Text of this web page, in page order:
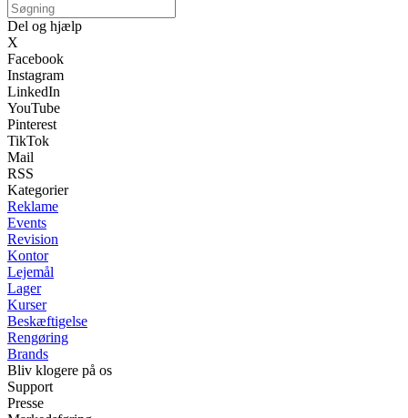
Del og hjælp
X
Facebook
Instagram
LinkedIn
YouTube
Pinterest
TikTok
Mail
RSS
Kategorier
Reklame
Events
Revision
Kontor
Lejemål
Lager
Kurser
Beskæftigelse
Rengøring
Brands
Bliv klogere på os
Support
Presse